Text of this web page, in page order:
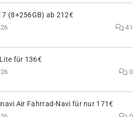
7 (8+256GB) ab 212€
41
für 136€
0
Air Fahrrad-Navi für nur 171€